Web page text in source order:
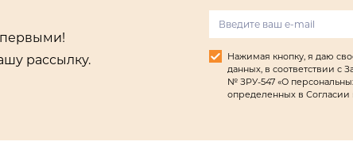
первыми!
рассылку.
Нажимая кнопку, я даю
данных, в соответствии с
№ ЗРУ-547 «О
определенных в Согласии